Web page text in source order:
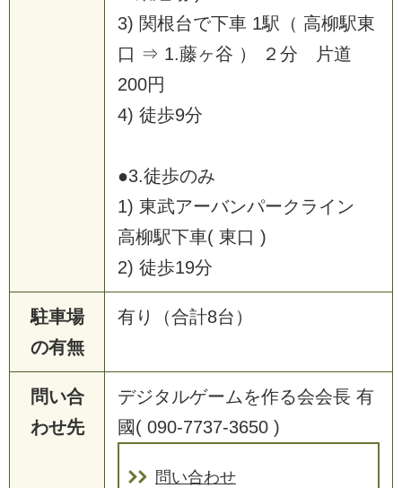
3) 関根台で下車 1駅（ 高柳駅東
口 ⇒ 1.藤ヶ谷 ） ２分 片道
200円
4) 徒歩9分
●3.徒歩のみ
1) 東武アーバンパークライン
高柳駅下車( 東口 )
2) 徒歩19分
駐車場
の有無
有り（合計8台）
問い合
わせ先
デジタルゲームを作る会会長 有
國( 090-7737-3650 )
問い合わせ